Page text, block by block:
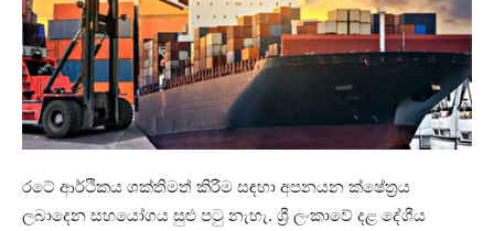
රටේ ආර්ථිකය ශක්තිමත් කිරීම සඳහා අපනයන ක්ෂේත්‍රය
ලබාදෙන සහයෝගය සුළු පටු නැහැ. ශ්‍රී ලංකාවේ දළ දේශීය